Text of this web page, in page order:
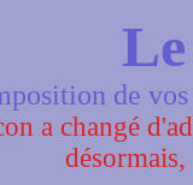
de
a changé